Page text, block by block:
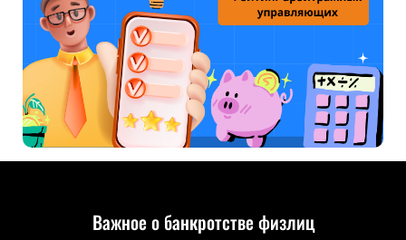
Важное о банкротстве физлиц